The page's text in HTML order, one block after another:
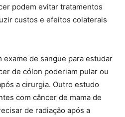
podem evitar tratamentos
custos e efeitos colaterais
exame de sangue para estudar
de cólon poderiam pular ou
a cirurgia. Outro estudo
com câncer de mama de
de radiação após a